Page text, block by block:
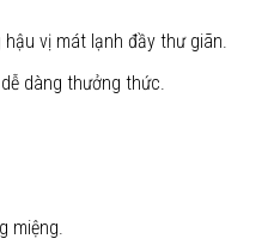
vị mát lạnh đầy thư giãn.
dàng thưởng thức.
miệng.